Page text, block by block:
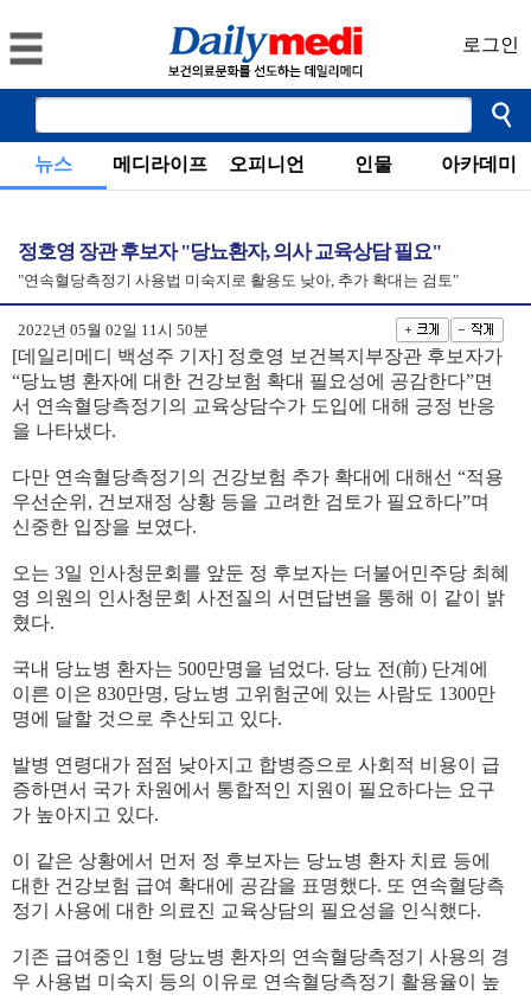
로그인
뉴스 메디라이프 오피니언 인물 아카데미
정호영 장관 후보자 "당뇨환자, 의사 교육상담 필요"
"연속혈당측정기 사용법 미숙지로 활용도 낮아, 추가 확대는 검토"
2022년 05월 02일 11시 50분
[데일리메디 백성주 기자] 정호영 보건복지부장관 후보자가
“당뇨병 환자에 대한 건강보험 확대 필요성에 공감한다”면
서 연속혈당측정기의 교육상담수가 도입에 대해 긍정 반응
을 나타냈다.
다만 연속혈당측정기의 건강보험 추가 확대에 대해선 “적용
우선순위, 건보재정 상황 등을 고려한 검토가 필요하다”며
신중한 입장을 보였다.
오는 3일 인사청문회를 앞둔 정 후보자는 더불어민주당 최혜
영 의원의 인사청문회 사전질의 서면답변을 통해 이 같이 밝
혔다.
국내 당뇨병 환자는 500만명을 넘었다. 당뇨 전(前) 단계에
이른 이은 830만명, 당뇨병 고위험군에 있는 사람도 1300만
명에 달할 것으로 추산되고 있다.
발병 연령대가 점점 낮아지고 합병증으로 사회적 비용이 급
증하면서 국가 차원에서 통합적인 지원이 필요하다는 요구
가 높아지고 있다.
이 같은 상황에서 먼저 정 후보자는 당뇨병 환자 치료 등에
대한 건강보험 급여 확대에 공감을 표명했다. 또 연속혈당측
정기 사용에 대한 의료진 교육상담의 필요성을 인식했다.
기존 급여중인 1형 당뇨병 환자의 연속혈당측정기 사용의 경
우 사용법 미숙지 등의 이유로 연속혈당측정기 활용율이 높